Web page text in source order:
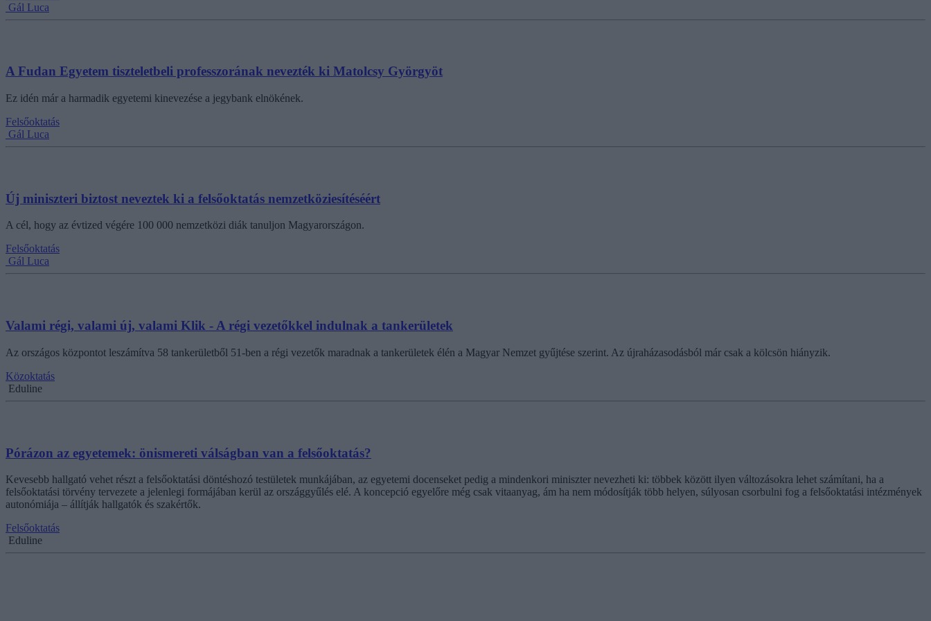
Gál Luca
A Fudan Egyetem tiszteletbeli professzorának nevezték ki Matolcsy Györgyöt
Ez idén már a harmadik egyetemi kinevezése a jegybank elnökének.
Felsőoktatás
Gál Luca
Új miniszteri biztost neveztek ki a felsőoktatás nemzetköziesítéséért
A cél, hogy az évtized végére 100 000 nemzetközi diák tanuljon Magyarországon.
Felsőoktatás
Gál Luca
Valami régi, valami új, valami Klik - A régi vezetőkkel indulnak a tankerületek
Az országos központot leszámítva 58 tankerületből 51-ben a régi vezetők maradnak a tankerületek élén a Magyar Nemzet gyűjtése szerint. Az újraházasodásból már csak a kölcsön hiányzik.
Közoktatás
Eduline
Pórázon az egyetemek: önismereti válságban van a felsőoktatás?
Kevesebb hallgató vehet részt a felsőoktatási döntéshozó testületek munkájában, az egyetemi docenseket pedig a mindenkori miniszter nevezheti ki: többek között ilyen változásokra lehet számítani, ha a
felsőoktatási törvény tervezete a jelenlegi formájában kerül az országgyűlés elé. A koncepció egyelőre még csak vitaanyag, ám ha nem módosítják több helyen, súlyosan csorbulni fog a felsőoktatási intézmények
autonómiája – állítják hallgatók és szakértők.
Felsőoktatás
Eduline